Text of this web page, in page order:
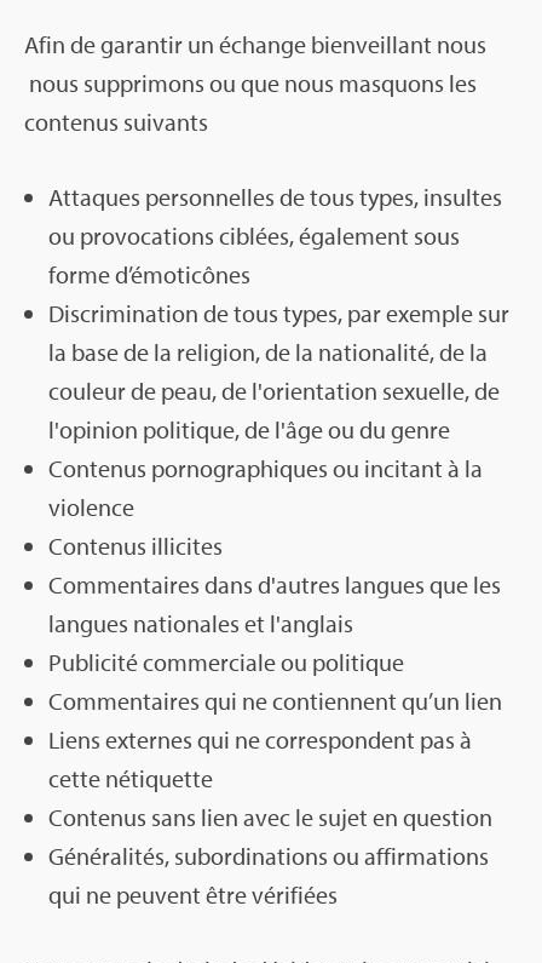
Afin de garan­tir un échange bien­veillant nous
nous sup­pri­mons ou que nous mas­quons les
conte­nus sui­vants
Attaques per­son­nelles de tous types, insultes
ou pro­vo­ca­tions ciblées, éga­le­ment sous
forme d’émo­ti­cônes
Dis­cri­mi­na­tion de tous types, par exemple sur
la base de la reli­gion, de la natio­na­lité, de la
cou­leur de peau, de l'orien­ta­tion sexuelle, de
l'opi­nion poli­tique, de l'âge ou du genre
Conte­nus por­no­gra­phiques ou inci­tant à la
vio­lence
Conte­nus illi­cites
Com­men­taires dans d'autres langues que les
langues natio­nales et l'an­glais
Publi­cité com­mer­ciale ou poli­tique
Com­men­taires qui ne contiennent qu’un lien
Liens externes qui ne cor­res­pondent pas à
cette néti­quette
Conte­nus sans lien avec le sujet en ques­tion
Géné­ra­li­tés, subor­di­na­tions ou affir­ma­tions
qui ne peuvent être véri­fiées